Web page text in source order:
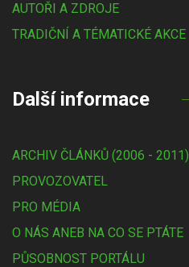
AUTOŘI A ZDROJE
TRADIČNÍ A TÉMATICKÉ AKCE
Další informace
ARCHIV ČLÁNKŮ (2006 - 2011)
PROVOZOVATEL
PRO MÉDIA
O NÁS ANEB NA CO SE PTÁTE
PŮSOBNOST PORTÁLU